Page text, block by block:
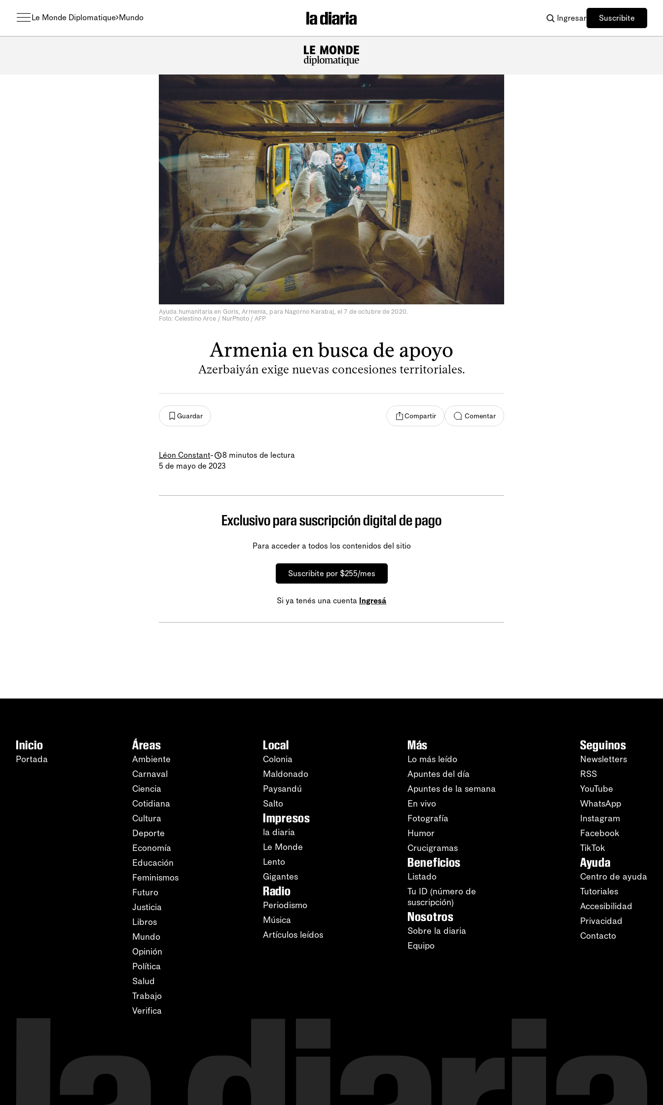
Le Monde Diplomatique Mundo Ingresar Suscribite
Ayuda humanitaria en Goris, Armenia, para Nagorno Karabaj, el 7 de octubre de 2020.
Foto: Celestino Arce / NurPhoto / AFP
Armenia en busca de apoyo
Azerbaiyán exige nuevas concesiones territoriales.
Guardar Compartir Comentar
Léon Constant-
8 minutos de lectura
5 de mayo de 2023
Exclusivo para suscripción digital de pago
Para acceder a todos los contenidos del sitio
Suscribite por $255/mes
Si ya tenés una cuenta Ingresá
Inicio
Portada
Áreas
Ambiente
Carnaval
Ciencia
Cotidiana
Cultura
Deporte
Economía
Educación
Feminismos
Futuro
Justicia
Libros
Mundo
Opinión
Política
Salud
Trabajo
Verifica
Local
Colonia
Maldonado
Paysandú
Salto
Impresos
la diaria
Le Monde
Lento
Gigantes
Radio
Periodismo
Música
Artículos leídos
Más
Lo más leído
Apuntes del día
Apuntes de la semana
En vivo
Fotografía
Humor
Crucigramas
Beneficios
Listado
Tu ID (número de
suscripción)
Nosotros
Sobre la diaria
Equipo
Seguinos
Newsletters
RSS
YouTube
WhatsApp
Instagram
Facebook
TikTok
Ayuda
Centro de ayuda
Tutoriales
Accesibilidad
Privacidad
Contacto